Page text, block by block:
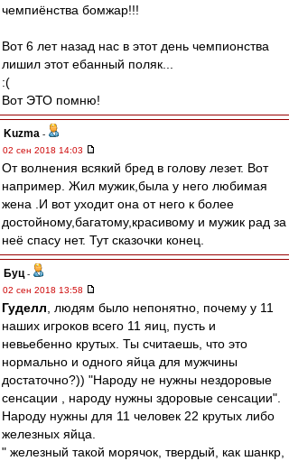
чемпиёнства бомжар!!!
Вот 6 лет назад нас в этот день чемпионства
лишил этот ебанный поляк...
:(
Вот ЭТО помню!
Kuzma -
02 сен 2018 14:03
От волнения всякий бред в голову лезет. Вот
например. Жил мужик,была у него любимая
жена .И вот уходит она от него к более
достойному,багатому,красивому и мужик рад за
неё спасу нет. Тут сказочки конец.
Буц -
02 сен 2018 13:58
Гуделл , людям было непонятно, почему у 11
наших игроков всего 11 яиц, пусть и
невьебенно крутых. Ты считаешь, что это
нормально и одного яйца для мужчины
достаточно?)) "Народу не нужны нездоровые
сенсации , народу нужны здоровые сенсации".
Народу нужны для 11 человек 22 крутых либо
железных яйца.
" железный такой морячок, твердый, как шанкр,